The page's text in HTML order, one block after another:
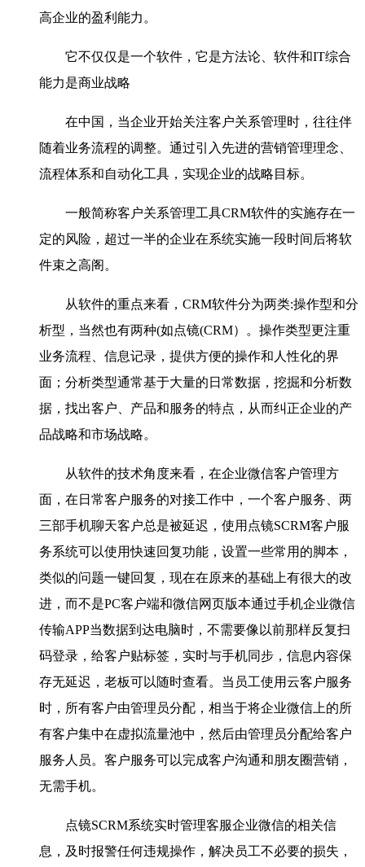
高企业的盈利能力。
它不仅仅是一个软件，它是方法论、软件和IT综合
能力是商业战略
在中国，当企业开始关注客户关系管理时，往往伴
随着业务流程的调整。通过引入先进的营销管理理念、
流程体系和自动化工具，实现企业的战略目标。
一般简称客户关系管理工具CRM软件的实施存在一
定的风险，超过一半的企业在系统实施一段时间后将软
件束之高阁。
从软件的重点来看， CRM软件分为两类:操作型和分
析型，当然也有两种(如点镜(CRM）。操作类型更注重
业务流程、信息记录，提供方便的操作和人性化的界
面；分析类型通常基于大量的日常数据，挖掘和分析数
据，找出客户、产品和服务的特点，从而纠正企业的产
品战略和市场战略。
从软件的技术角度来看，在企业微信客户管理方
面，在日常客户服务的对接工作中，一个客户服务、两
三部手机聊天客户总是被延迟，使用点镜SCRM客户服
务系统可以使用快速回复功能，设置一些常用的脚本，
类似的问题一键回复，现在在原来的基础上有很大的改
进，而不是PC客户端和微信网页版本通过手机企业微信
传输APP当数据到达电脑时，不需要像以前那样反复扫
码登录，给客户贴标签，实时与手机同步，信息内容保
存无延迟，老板可以随时查看。当员工使用云客户服务
时，所有客户由管理员分配，相当于将企业微信上的所
有客户集中在虚拟流量池中，然后由管理员分配给客户
服务人员。客户服务可以完成客户沟通和朋友圈营销，
无需手机。
点镜SCRM系统实时管理客服企业微信的相关信
息，及时报警任何违规操作，解决员工不必要的损失，